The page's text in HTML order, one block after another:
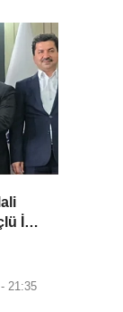
İş
21:35